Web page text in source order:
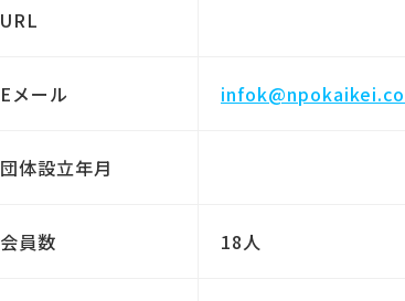
URL
Eメール
団体設立年月
会員数 18人